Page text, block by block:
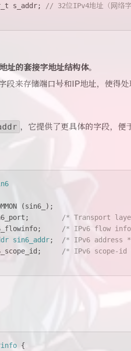
s_addr;
// 32位IPv4地址（网络字
址的套接字地址结构体。
段来存储端口号和IP地址，使得处
，它提供了更具体的字段，便
(sin6_);
/* Transport
/* IPv6 flow
sin6_addr;
/* IPv6 address
/* IPv6 scope-id
{